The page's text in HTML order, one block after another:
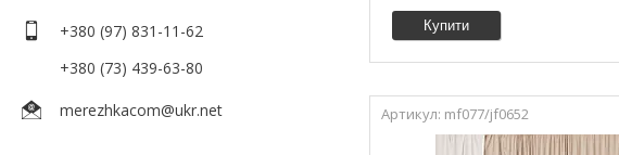
+380 (97) 831-11-62
+380 (73) 439-63-80
merezhkacom@ukr.net
Купити
mf077/jf0652